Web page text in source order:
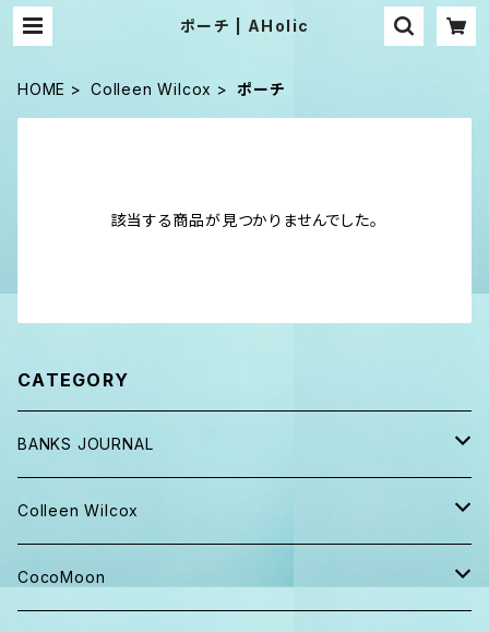
ポーチ | AHolic
HOME Colleen Wilcox ポーチ
該当する商品が見つかりませんでした。
CATEGORY
BANKS JOURNAL
キャップ ニット帽
パンツ
Colleen Wilcox
ポーチ
CocoMoon